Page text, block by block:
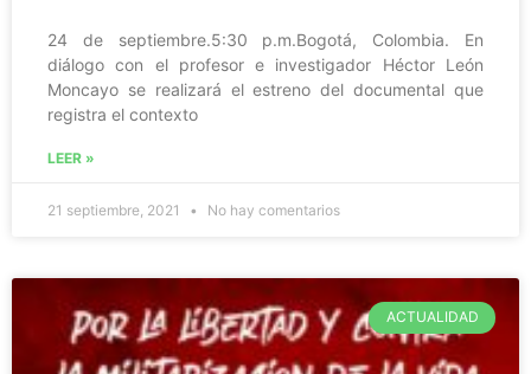
24 de septiembre.5:30 p.m.Bogotá, Colombia. En
diálogo con el profesor e investigador Héctor León
Moncayo se realizará el estreno del documental que
registra el contexto
LEER »
21 septiembre, 2021 No hay comentarios
ACTUALIDAD